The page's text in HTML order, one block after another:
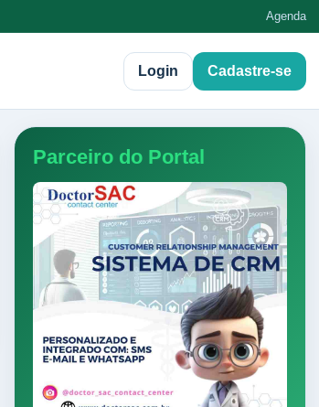
Agenda
Login Cadastre-se
Parceiro do Portal